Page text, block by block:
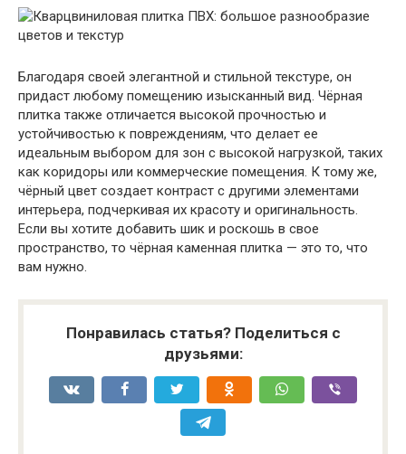
Благодаря своей элегантной и стильной текстуре, он
придаст любому помещению изысканный вид. Чёрная
плитка также отличается высокой прочностью и
устойчивостью к повреждениям, что делает ее
идеальным выбором для зон с высокой нагрузкой, таких
как коридоры или коммерческие помещения. К тому же,
чёрный цвет создает контраст с другими элементами
интерьера, подчеркивая их красоту и оригинальность.
Если вы хотите добавить шик и роскошь в свое
пространство, то чёрная каменная плитка — это то, что
вам нужно.
Понравилась статья? Поделиться с
друзьями: